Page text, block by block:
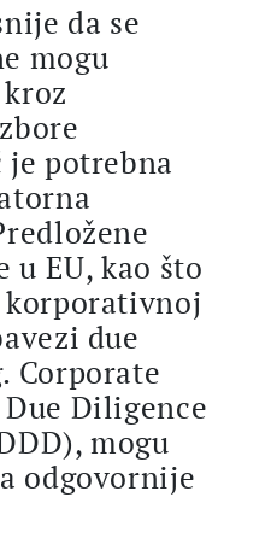
da se
mogu
je potrebna
u EU, kao što
due
Corporate
Diligence
mogu
odgovornije